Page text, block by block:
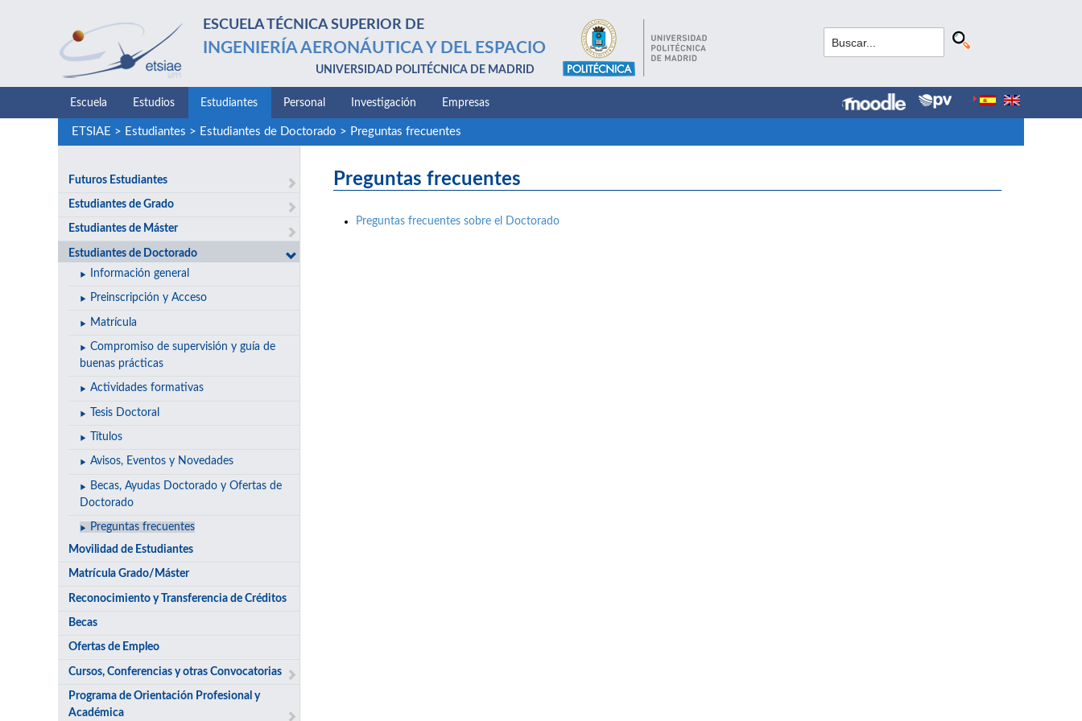
ESCUELA TÉCNICA SUPERIOR DE
INGENIERÍA AERONÁUTICA Y DEL ESPACIO
UNIVERSIDAD POLITÉCNICA DE MADRID
Escuela Estudios Estudiantes Personal Investigación Empresas
ETSIAE > Estudiantes > Estudiantes de Doctorado > Preguntas frecuentes
Futuros Estudiantes
Estudiantes de Grado
Estudiantes de Máster
Estudiantes de Doctorado
Información general
Preinscripción y Acceso
Matrícula
Compromiso de supervisión y guía de
buenas prácticas
Actividades formativas
Tesis Doctoral
Títulos
Avisos, Eventos y Novedades
Becas, Ayudas Doctorado y Ofertas de
Doctorado
Preguntas frecuentes
Movilidad de Estudiantes
Matrícula Grado/Máster
Reconocimiento y Transferencia de Créditos
Becas
Ofertas de Empleo
Cursos, Conferencias y otras Convocatorias
Programa de Orientación Profesional y
Académica
Preguntas frecuentes
Preguntas frecuentes sobre el Doctorado